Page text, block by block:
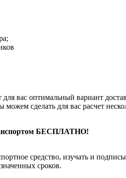
вас оптимальный вариант
сделать для вас расчет
БЕСПЛАТНО!
средство, изучать и
сроков.